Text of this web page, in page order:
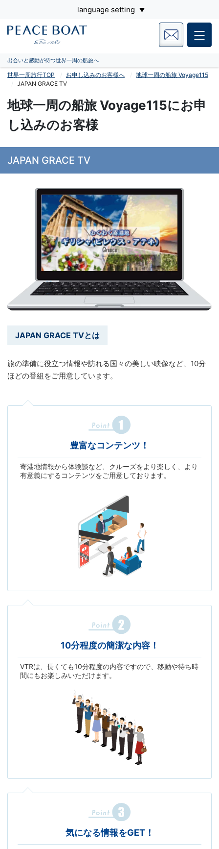
language setting
出会いと感動が待つ世界一周の船旅へ
世界一周旅行TOP お申し込みのお客様へ
地球一周の船旅 Voyage115
JAPAN GRACE TV
地球一周の船旅 Voyage115にお申
し込みのお客様
JAPAN GRACE TV
JAPAN GRACE TVとは
旅の準備に役立つ情報や訪れる国々の美しい映像など、10分
ほどの番組をご用意しています。
豊富なコンテンツ！
寄港地情報から体験談など、クルーズをより楽しく、より
有意義にするコンテンツをご用意しております。
10分程度の簡潔な内容！
VTRは、長くても10分程度の内容ですので、移動や待ち時
間にもお楽しみいただけます。
気になる情報をGET！